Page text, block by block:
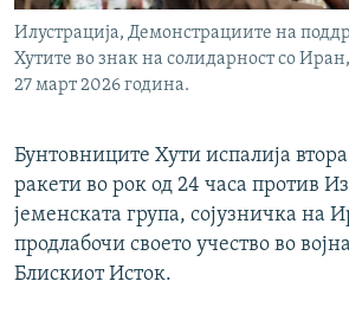
Илустрација, Демонстрациите на
Хутите во знак на солидарност со
27 март 2026 година.
Бунтовниците Хути испалија втора
ракети во рок од 24 часа против
јеменската група, сојузничка на
продлабочи своето учество во
Блискиот Исток.